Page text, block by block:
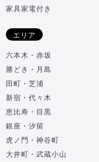
家具家電付き
エリア
六本木・赤坂
勝どき・月島
田町・芝浦
新宿・代々木
恵比寿・目黒
銀座・汐留
虎ノ門・神谷町
大井町・武蔵小山